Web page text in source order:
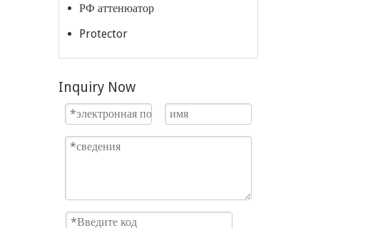
РФ аттенюатор
Protector
Inquiry Now